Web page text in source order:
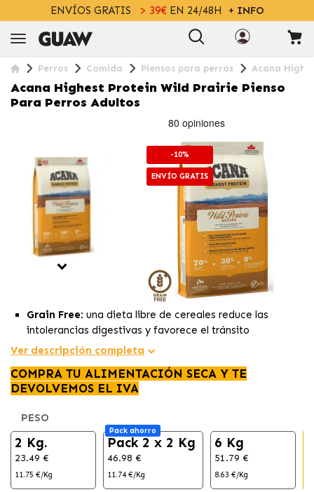
ENVÍOS GRATIS > 39€EN 24/48H + INFO
Perros Comida Piensos para perros Acana
Acana Highest Protein Wild Prairie Pienso
Para Perros Adultos
-10%
ENVÍO GRATIS
Grain Free: una dieta libre de cereales reduce las
intolerancias digestivas y favorece el tránsito
digestivo.
Piel y pelo de película
esenciales Omega 3, la una piel y pelaje del peludo
estarán sanos y radiantes.
de pollo, proporcionan naturalmente la glucosamina y
condroitina, responsables del mantenimiento articular.
Metabolismo reforzado
: los vegetales orgánicos
marinos y plantas botánicas, incluyendo bayas de
enebro, flores de lavanda, alfalfa curada al sol y hojas
Ver descripción completa
COMPRA TU ALIMENTACIÓN SECA Y TE
DEVOLVEMOS EL IVA
PESO
2 Kg.
23.49 €
11.75 €/Kg
Pack ahorro
Pack 2 x 2 Kg
46.98 €
11.74 €/Kg
6 Kg
51.79 €
8.63 €/Kg